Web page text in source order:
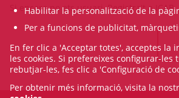
Si encara no ets usuari, Registra't a ICAB
Habilitar la personalització de la
Per a funcions de publicitat,
En fer clic a 'Acceptar totes', acceptes la
les cookies. Si prefereixes configurar-les
rebutjar-les, fes clic a 'Configuració de
Per obtenir més informació, visita la